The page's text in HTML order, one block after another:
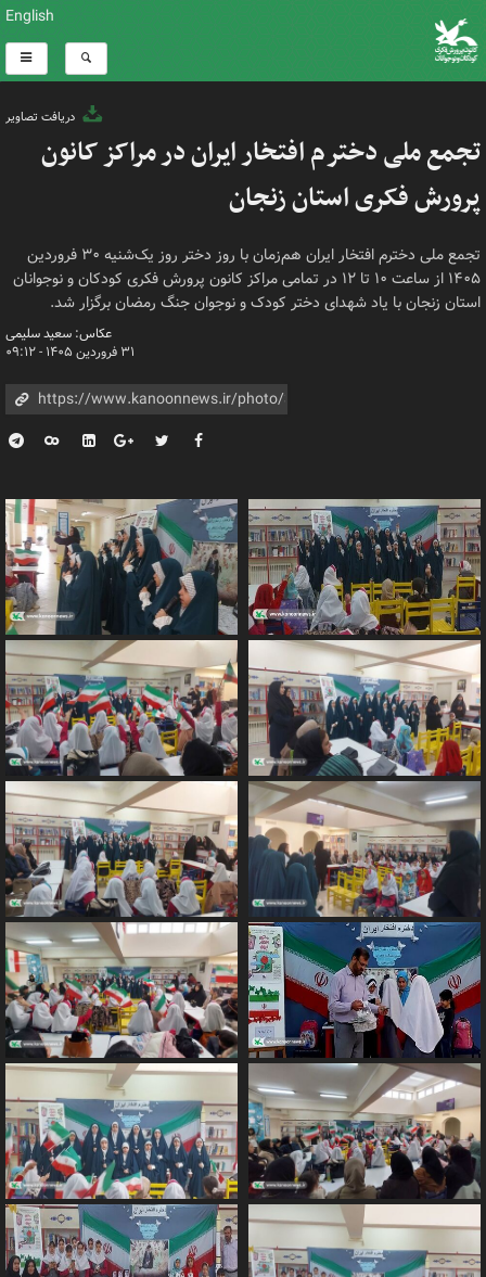
English
دریافت تصاویر
تجمع ملی دخترم افتخار ایران در مراکز کانون
پرورش فکری استان زنجان
تجمع ملی دخترم افتخار ایران هم‌زمان با روز دختر روز یک‌شنیه ۳۰ فروردین
۱۴۰۵ از ساعت ۱۰ تا ۱۲ در تمامی مراکز کانون پرورش فکری کودکان و نوجوانان
استان زنجان با یاد شهدای دختر کودک و نوجوان جنگ رمضان برگزار شد.
عکاس: سعید سلیمی
۳۱ فروردین ۱۴۰۵ - ۰۹:۱۲